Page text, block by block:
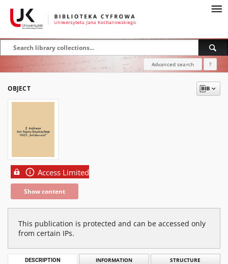
Advanced search ?
OBJECT
Access Limited
Show content
This publication is protected and can be accessed only
from certain IPs.
DESCRIPTION INFORMATION STRUCTURE